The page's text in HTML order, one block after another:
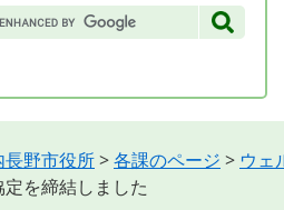
カ
長野市役所>各課のページ > ウェ
を締結しました